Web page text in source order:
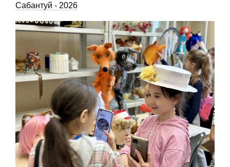
Сабантуй - 2026